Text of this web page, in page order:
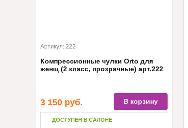
Артикул: 222
Компрессионные чулки Orto для
женщ (2 класс, прозрачные) арт.222
3 150 руб. В корзину
ДОСТУПЕН В САЛОНЕ